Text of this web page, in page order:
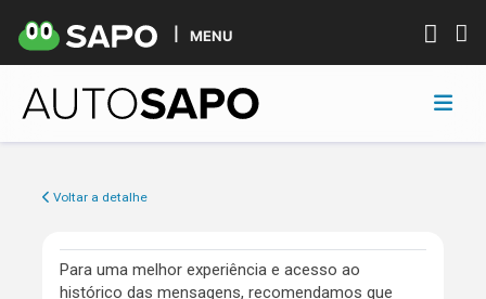
MENU
Voltar a detalhe
Para uma melhor experiência e acesso ao
histórico das mensagens, recomendamos que